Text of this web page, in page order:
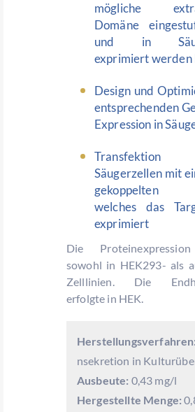
mögliche
Domäne
und in
exprimiert werden
Design und
entsprechenden
Expression in
Säugerzellen mit
gekoppelten
welches das
exprimiert
Die
sowohl in HEK293- als
Zelllinien. Die
erfolgte in HEK.
Herstellungsverfahren:
nsekretion in
Ausbeute: 0,43 mg/l
Hergestellte Menge: